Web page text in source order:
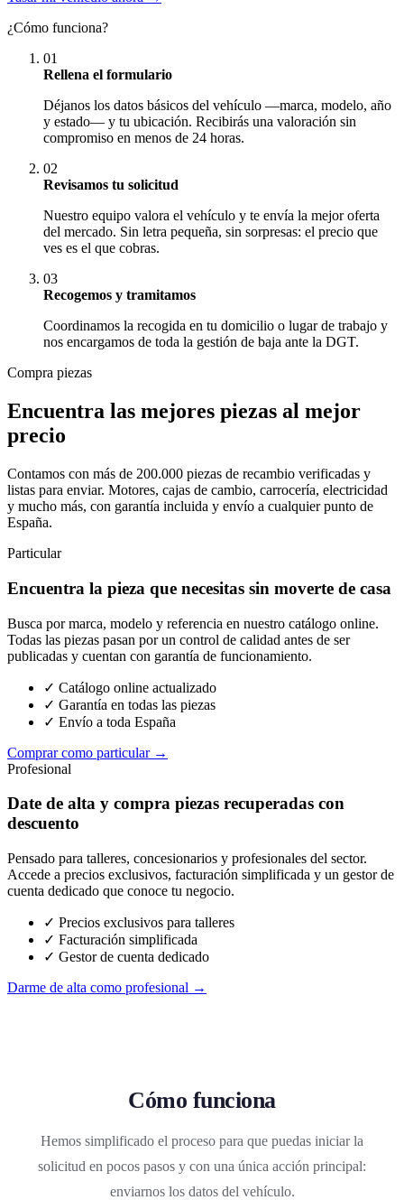
¿Cómo funciona?
01
Rellena el formulario
Déjanos los datos básicos del vehículo —marca, modelo, año
y estado— y tu ubicación. Recibirás una valoración sin
compromiso en menos de 24 horas.
02
Revisamos tu solicitud
Nuestro equipo valora el vehículo y te envía la mejor oferta
del mercado. Sin letra pequeña, sin sorpresas: el precio que
ves es el que cobras.
03
Recogemos y tramitamos
Coordinamos la recogida en tu domicilio o lugar de trabajo y
nos encargamos de toda la gestión de baja ante la DGT.
Compra piezas
Encuentra las mejores piezas al mejor
precio
Contamos con más de 200.000 piezas de recambio verificadas y
listas para enviar. Motores, cajas de cambio, carrocería, electricidad
y mucho más, con garantía incluida y envío a cualquier punto de
España.
Particular
Encuentra la pieza que necesitas sin moverte de casa
Busca por marca, modelo y referencia en nuestro catálogo online.
Todas las piezas pasan por un control de calidad antes de ser
publicadas y cuentan con garantía de funcionamiento.
✓ Catálogo online actualizado
✓ Garantía en todas las piezas
✓ Envío a toda España
Comprar como particular →
Profesional
Date de alta y compra piezas recuperadas con
descuento
Pensado para talleres, concesionarios y profesionales del sector.
Accede a precios exclusivos, facturación simplificada y un gestor de
cuenta dedicado que conoce tu negocio.
✓ Precios exclusivos para talleres
✓ Facturación simplificada
✓ Gestor de cuenta dedicado
Darme de alta como profesional →
Cómo funciona
Hemos simplificado el proceso para que puedas iniciar la
solicitud en pocos pasos y con una única acción principal:
enviarnos los datos del vehículo.